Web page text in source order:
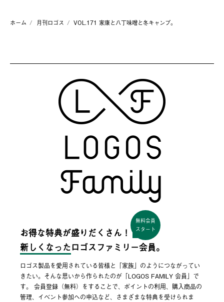
ホーム 月刊ロゴス VOL.171 家康と八丁味噌と冬キャンプ。
お得な特典が盛りだくさん！
無料会員
スタート
新しくなった ロゴスファミリー会員。
ロゴス製品を愛用されている皆様と「家族」のようにつながってい
きたい。そんな思いから作られたのが「LOGOS FAMILY 会員」で
す。 会員登録（無料）をすることで、ポイントの利用、購入商品の
管理、イベント参加への申込など、さまざまな特典を受けられま